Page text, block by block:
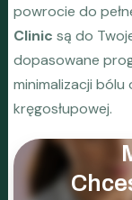
powrocie do
Clinic są do
dopasowane
minimalizacji
kręgosłupowej.